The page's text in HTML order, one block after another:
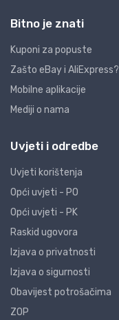
Bitno je znati
Kuponi za popuste
Zašto eBay i AliExpress?
Mobilne aplikacije
Mediji o nama
Uvjeti i odredbe
Uvjeti korištenja
Opći uvjeti - PO
Opći uvjeti - PK
Raskid ugovora
Izjava o privatnosti
Izjava o sigurnosti
Obavijest potrošačima
ZOP